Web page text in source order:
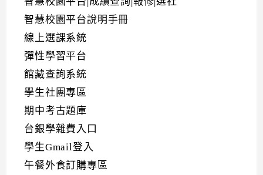
智慧校園平台說明手冊
線上選課系統
彈性學習平台
館藏查詢系統
學生社團專區
期中考古題庫
台銀學雜費入口
學生Gmail登入
午餐外食訂購專區